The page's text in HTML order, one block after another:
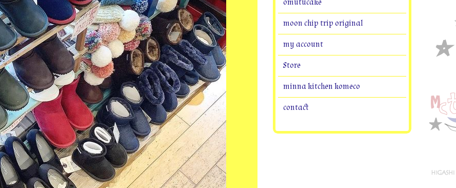
omutucake
moon chip trip original
my account
Store
minna kitchen komeco
contact